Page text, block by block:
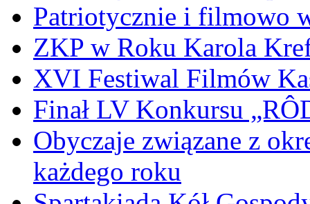
Patriotycznie i filmowo
ZKP w Roku Karola
XVI Festiwal Filmów
Finał LV Konkursu
Obyczaje związane z
każdego roku